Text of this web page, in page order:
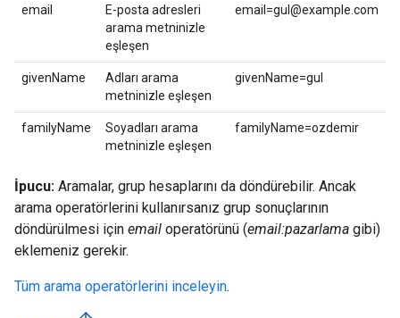
email
E-posta adresleri
arama metninizle
eşleşen
email=gul@example.com
givenName
Adları arama
metninizle eşleşen
givenName=gul
familyName
Soyadları arama
metninizle eşleşen
familyName=ozdemir
İpucu: Aramalar, grup hesaplarını da döndürebilir. Ancak
arama operatörlerini kullanırsanız grup sonuçlarının
döndürülmesi için email operatörünü (email:pazarlama gibi)
eklemeniz gerekir.
Tüm arama operatörlerini inceleyin.